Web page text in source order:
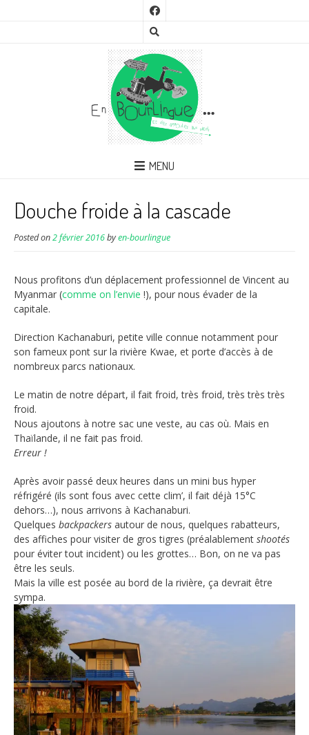
MENU
Douche froide à la cascade
Posted on2 février 2016byen-bourlingue
Nous profitons d’un déplacement professionnel de Vincent au
Myanmar (comme on l’envie !), pour nous évader de la
capitale.
Direction Kachanaburi, petite ville connue notamment pour
son fameux pont sur la rivière Kwae, et porte d’accès à de
nombreux parcs nationaux.
Le matin de notre départ, il fait froid, très froid, très très très
froid.
Nous ajoutons à notre sac une veste, au cas où. Mais en
Thaïlande, il ne fait pas froid.
Erreur !
Après avoir passé deux heures dans un mini bus hyper
réfrigéré (ils sont fous avec cette clim’, il fait déjà 15°C
dehors…), nous arrivons à Kachanaburi.
Quelques backpackers autour de nous, quelques rabatteurs,
des affiches pour visiter de gros tigres (préalablement shootés
pour éviter tout incident) ou les grottes… Bon, on ne va pas
être les seuls.
Mais la ville est posée au bord de la rivière, ça devrait être
sympa.